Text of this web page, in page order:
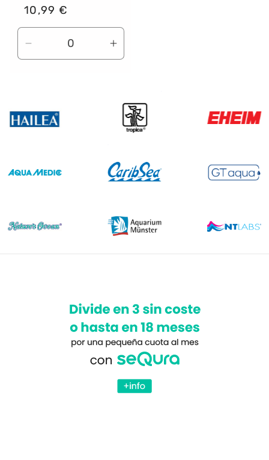
Precio
habitual
10,99 €
Reducir
cantidad
Aumentar
cantidad
Title